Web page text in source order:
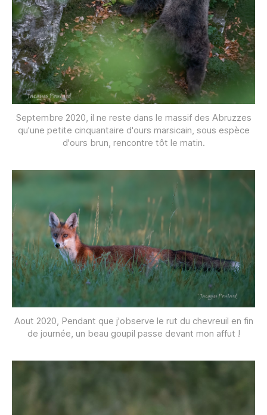
Septembre 2020, il ne reste dans le massif des Abruzzes
qu'une petite cinquantaire d'ours marsicain, sous espèce
d'ours brun, rencontre tôt le matin.
Aout 2020, Pendant que j'observe le rut du chevreuil en fin
de journée, un beau goupil passe devant mon affut !